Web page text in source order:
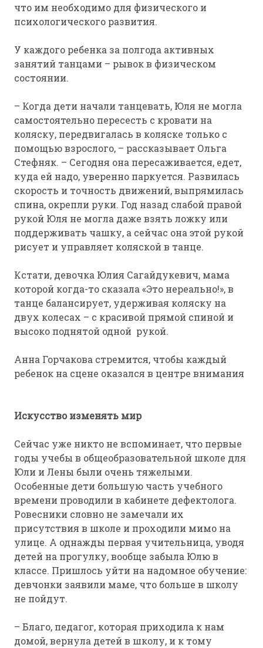
что им необходимо для физического и
психологического развития.
У каждого ребенка за полгода активных
занятий танцами – рывок в физическом
состоянии.
– Когда дети начали танцевать, Юля не могла
самостоятельно пересесть с кровати на
коляску, передвигалась в коляске только с
помощью взрослого, – рассказывает Ольга
Стефняк. – Сегодня она пересаживается, едет,
куда ей надо, уверенно паркуется. Развилась
скорость и точность движений, выпрямилась
спина, окрепли руки. Год назад слабой правой
рукой Юля не могла даже взять ложку или
поддерживать чашку, а сейчас она этой рукой
рисует и управляет коляской в танце.
Кстати, девочка Юлия Сагайдукевич, мама
которой когда-то сказала «Это нереально!», в
танце балансирует, удерживая коляску на
двух колесах – с красивой прямой спиной и
высоко поднятой одной рукой.
Анна Горчакова стремится, чтобы каждый
ребенок на сцене оказался в центре внимания
Искусство изменять мир
Сейчас уже никто не вспоминает, что первые
годы учебы в общеобразовательной школе для
Юли и Лены были очень тяжелыми.
Особенные дети большую часть учебного
времени проводили в кабинете дефектолога.
Ровесники словно не замечали их
присутствия в школе и проходили мимо на
улице. А однажды первая учительница, уводя
детей на прогулку, вообще забыла Юлю в
классе. Пришлось уйти на надомное обучение:
девчонки заявили маме, что больше в школу
не пойдут.
– Благо, педагог, которая приходила к нам
домой, вернула детей в школу, и к тому